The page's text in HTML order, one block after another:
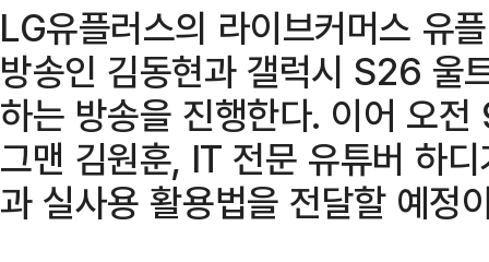
LG유플러스의 라이브커머스 유
방송인 김동현과 갤럭시 S26 울
하는 방송을 진행한다. 이어 오
그맨 김원훈, IT 전문 유튜버 하
과 실사용 활용법을 전달할 예정